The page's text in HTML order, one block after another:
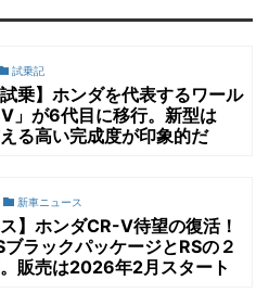
試乗記
試乗】ホンダを代表するワール
」が6代目に移行。新型は
える高い完成度が印象的だ
新車ニュース
ス】ホンダCR-V待望の復活！
ブラックパッケージとRSの２
販売は2026年2月スタート